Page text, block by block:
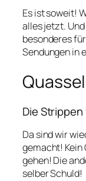
Es ist soweit!
alles jetzt.
besonderes
Sendungen in
Die
Da sind wir
gemacht! Kein
gehen! Die
selber Schuld!